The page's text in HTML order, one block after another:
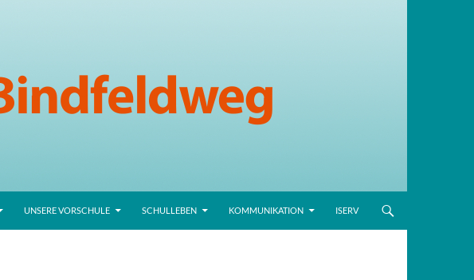
UNSERE VORSCHULE SCHULLEBEN KOMMUNIKATION ISERV